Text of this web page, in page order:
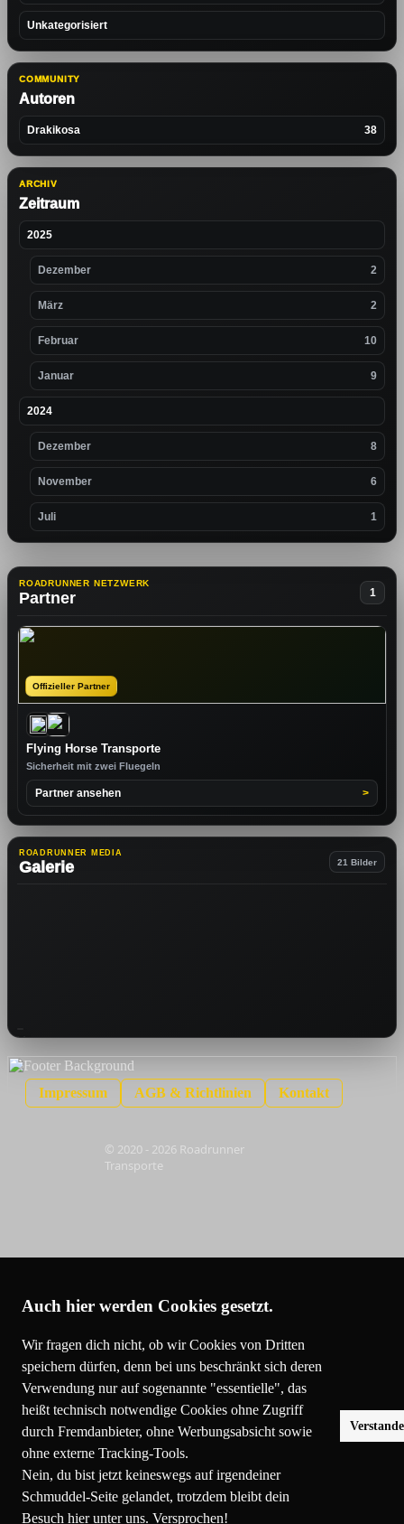
Auch hier werden Cookies gesetzt.
Wir fragen dich nicht, ob wir Cookies von Dritten
speichern dürfen, denn bei uns beschränkt sich deren
Verwendung nur auf sogenannte "essentielle", das
heißt technisch notwendige Cookies ohne Zugriff
durch Fremdanbieter, ohne Werbungsabsicht sowie
ohne externe Tracking-Tools.
Nein, du bist jetzt keineswegs auf irgendeiner
Schmuddel-Seite gelandet, trotzdem bleibt dein
Besuch hier unter uns. Versprochen!
Unkategorisiert
COMMUNITY
Autoren
Drakikosa 38
ARCHIV
Zeitraum
2025
Dezember 2
März 2
Februar 10
Januar 9
2024
Dezember 8
November 6
Juli 1
ROADRUNNER NETZWERK
Partner 1
Offizieller Partner
Flying Horse Transporte
Sicherheit mit zwei Fluegeln
Partner ansehen >
ROADRUNNER MEDIA
Galerie 21 Bilder
Impressum AGB & Richtlinien Kontakt
© 2020 - 2026 Roadrunner
Transporte